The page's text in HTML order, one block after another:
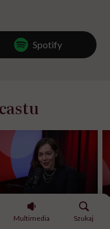
Multimedia
Szukaj
Spotify
rozmowy,
i przedstawienie